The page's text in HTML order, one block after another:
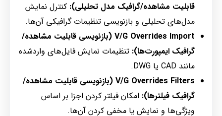
قابلیت مشاهده/گرافیک مدل تحلیلی): کنترل نمایش
مدل‌های تحلیلی و بازنویسی تنظیمات گرافیکی آن‌ها.
V/G Overrides Import (بازنویسی قابلیت مشاهده/
گرافیک ایمپورت‌ها): تنظیمات نمایش فایل‌های واردشده
مانند CAD یا DWG.
V/G Overrides Filters (بازنویسی قابلیت مشاهده/
گرافیک فیلترها): امکان فیلتر کردن اجزا بر اساس
ویژگی‌ها و نمایش یا مخفی کردن آن‌ها.